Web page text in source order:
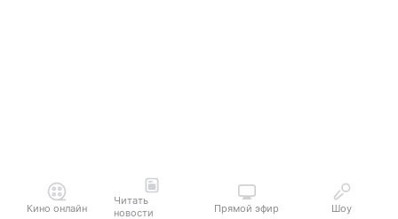
Кино онлайн
Читать
новости
Прямой эфир Шоу